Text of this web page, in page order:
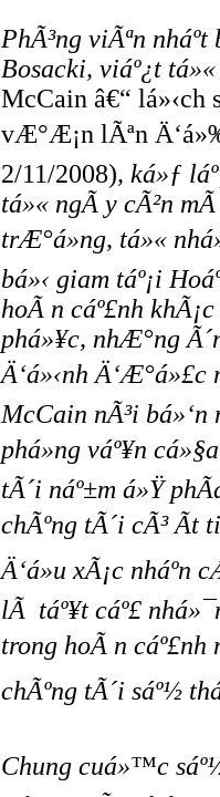
PhÃ³ng viÃªn
Bosacki, viáº¿t
McCain â€“ lá»‹ch
vÆ°Æ¡n lÃªn
2/11/2008), ká»ƒ
tá»« ngÃ y cÃ²n
trÆ°á»ng, tá»«
bá»‹ giam táº¡i
hoÃ n cáº£nh
phá»¥c, nhÆ°ng
Ä‘á»‹nh Ä‘Æ°á»£c
McCain nÃ³i
phá»ng váº¥n
tÃ´i náº±m á»Ÿ
chÃºng tÃ´i cÃ³ Ã­t
Ä‘á»u xÃ¡c
lÃ táº¥t cáº£
trong hoÃ n cáº£nh
chÃºng tÃ´i sáº½
Chung cuá»™c